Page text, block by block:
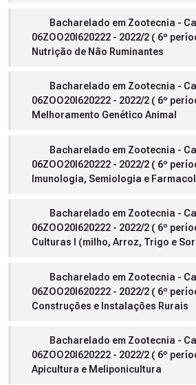
Bacharelado em Zootecnia -
06ZOO20I620222 - 2022/2 ( 6º
Nutrição de Não Ruminantes
Bacharelado em Zootecnia -
06ZOO20I620222 - 2022/2 ( 6º
Melhoramento Genético Animal
Bacharelado em Zootecnia -
06ZOO20I620222 - 2022/2 ( 6º
Imunologia, Semiologia e
Bacharelado em Zootecnia -
06ZOO20I620222 - 2022/2 ( 6º
Culturas I (milho, Arroz, Trigo e
Bacharelado em Zootecnia -
06ZOO20I620222 - 2022/2 ( 6º
Construções e Instalações Rurais
Bacharelado em Zootecnia -
06ZOO20I620222 - 2022/2 ( 6º
Apicultura e Meliponicultura